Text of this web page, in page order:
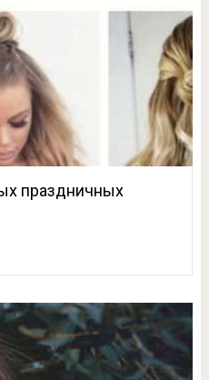
праздничных